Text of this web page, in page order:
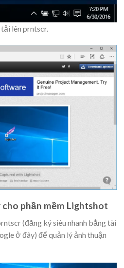
lên prntscr.
phần mềm Lightshot
(đăng ký siêu nhanh bằng tài
ở đây) để quản lý ảnh thuận